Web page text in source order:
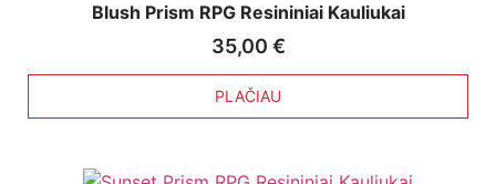
Blush Prism RPG Resininiai Kauliukai
35,00 €
PLAČIAU